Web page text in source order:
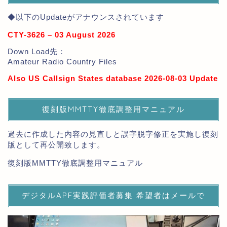
◆以下のUpdateがアナウンスされています
CTY-3626 – 03 August 2026
Down Load先：
Amateur Radio Country Files
Also US Callsign States database 2026-08-03 Update
復刻版MMTTY徹底調整用マニュアル
過去に作成した内容の見直しと誤字脱字修正を実施し復刻
版として再公開致します。
復刻版MMTTY徹底調整用マニュアル
デジタルAPF実践評価者募集 希望者はメールで